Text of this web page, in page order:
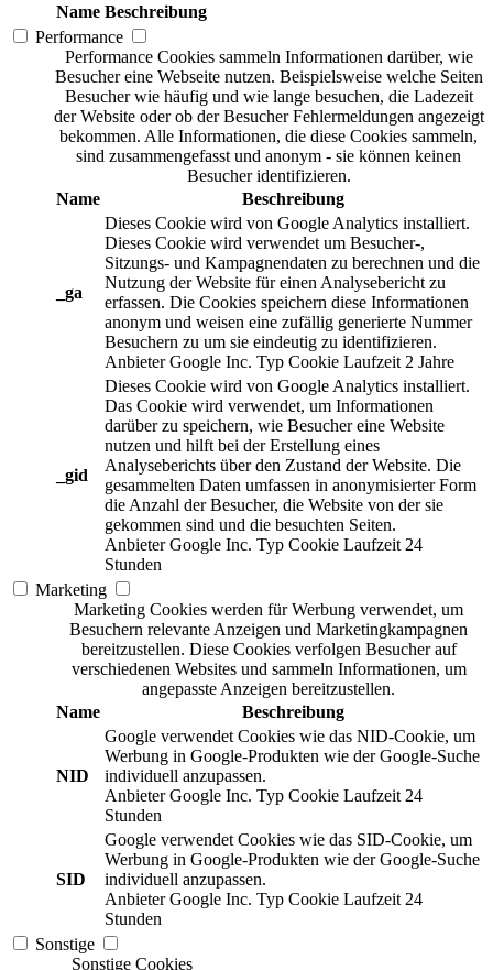
Name Beschreibung
Performance
Performance Cookies sammeln Informationen darüber, wie
Besucher eine Webseite nutzen. Beispielsweise welche Seiten
Besucher wie häufig und wie lange besuchen, die Ladezeit
der Website oder ob der Besucher Fehlermeldungen angezeigt
bekommen. Alle Informationen, die diese Cookies sammeln,
sind zusammengefasst und anonym - sie können keinen
Besucher identifizieren.
Name
Beschreibung
_ga
Dieses Cookie wird von Google Analytics installiert.
Dieses Cookie wird verwendet um Besucher-,
Sitzungs- und Kampagnendaten zu berechnen und die
Nutzung der Website für einen Analysebericht zu
erfassen. Die Cookies speichern diese Informationen
anonym und weisen eine zufällig generierte Nummer
Besuchern zu um sie eindeutig zu identifizieren.
Anbieter Google Inc. Typ Cookie Laufzeit 2 Jahre
_gid
Dieses Cookie wird von Google Analytics installiert.
Das Cookie wird verwendet, um Informationen
darüber zu speichern, wie Besucher eine Website
nutzen und hilft bei der Erstellung eines
Analyseberichts über den Zustand der Website. Die
gesammelten Daten umfassen in anonymisierter Form
die Anzahl der Besucher, die Website von der sie
gekommen sind und die besuchten Seiten.
Anbieter Google Inc. Typ Cookie Laufzeit 24
Stunden
Marketing
Marketing Cookies werden für Werbung verwendet, um
Besuchern relevante Anzeigen und Marketingkampagnen
bereitzustellen. Diese Cookies verfolgen Besucher auf
verschiedenen Websites und sammeln Informationen, um
angepasste Anzeigen bereitzustellen.
Name
Beschreibung
NID
Google verwendet Cookies wie das NID-Cookie, um
Werbung in Google-Produkten wie der Google-Suche
individuell anzupassen.
Anbieter Google Inc. Typ Cookie Laufzeit 24
Stunden
SID
Google verwendet Cookies wie das SID-Cookie, um
Werbung in Google-Produkten wie der Google-Suche
individuell anzupassen.
Anbieter Google Inc. Typ Cookie Laufzeit 24
Stunden
Sonstige
Sonstige Cookies